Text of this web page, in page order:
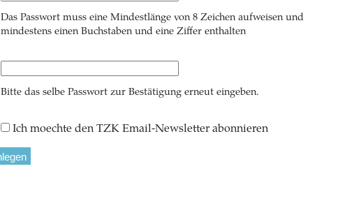
Das Passwort muss eine Mindestlänge von 8 Zeichen aufweisen und
mindestens einen Buchstaben und eine Ziffer enthalten
Bitte das selbe Passwort zur Bestätigung erneut eingeben.
Ich moechte den TZK Email-Newsletter abonnieren